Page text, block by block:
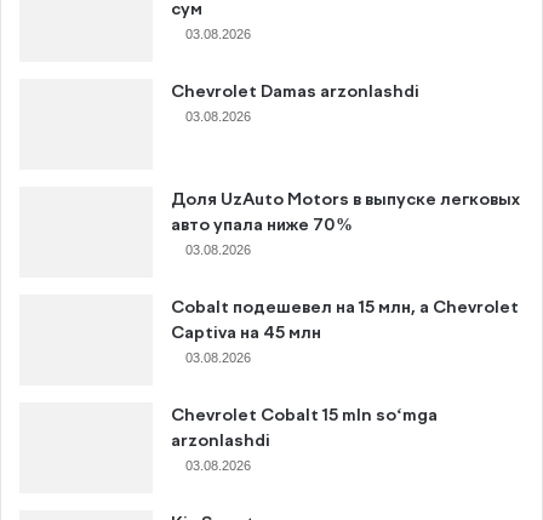
сум
03.08.2026
Chevrolet Damas arzonlashdi
03.08.2026
Доля UzAuto Motors в выпуске легковых
авто упала ниже 70%
03.08.2026
Cobalt подешевел на 15 млн, а Chevrolet
Captiva на 45 млн
03.08.2026
Chevrolet Cobalt 15 mln so‘mga
arzonlashdi
03.08.2026